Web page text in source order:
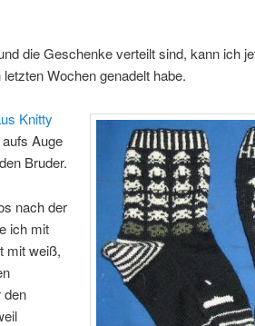
die Geschenke verteilt sind, kann ich
Wochen genadelt habe.
Knitty
Auge
Bruder.
nach der
ich mit
mit weiß,
den